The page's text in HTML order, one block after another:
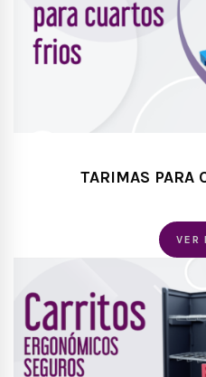
TARIMAS PARA
VER